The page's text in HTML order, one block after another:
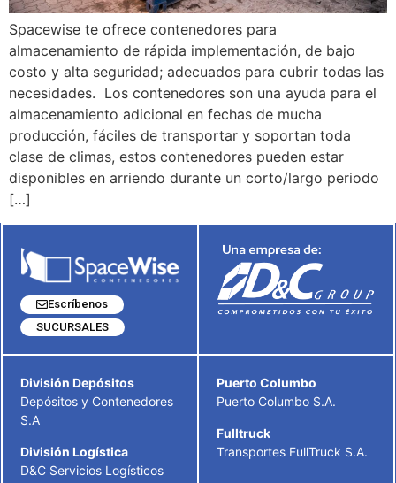
Spacewise te ofrece contenedores para
almacenamiento de rápida implementación, de bajo
costo y alta seguridad; adecuados para cubrir todas las
necesidades. Los contenedores son una ayuda para el
almacenamiento adicional en fechas de mucha
producción, fáciles de transportar y soportan toda
clase de climas, estos contenedores pueden estar
disponibles en arriendo durante un corto/largo periodo
[…]
Escríbenos
SUCURSALES
División Depósitos
Depósitos y Contenedores
S.A
División Logística
D&C Servicios Logísticos
Puerto Columbo
Puerto Columbo S.A.
Fulltruck
Transportes FullTruck S.A.